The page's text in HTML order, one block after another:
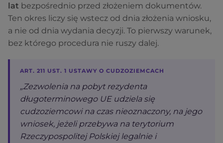
lat bezpośrednio przed złożeniem dokumentów.
Ten okres liczy się wstecz od dnia złożenia wniosku,
a nie od dnia wydania decyzji. To pierwszy warunek,
bez którego procedura nie ruszy dalej.
ART. 211 UST. 1 USTAWY O CUDZOZIEMCACH
„Zezwolenia na pobyt rezydenta
długoterminowego UE udziela się
cudzoziemcowi na czas nieoznaczony, na jego
wniosek, jeżeli przebywa na terytorium
Rzeczypospolitej Polskiej legalnie i